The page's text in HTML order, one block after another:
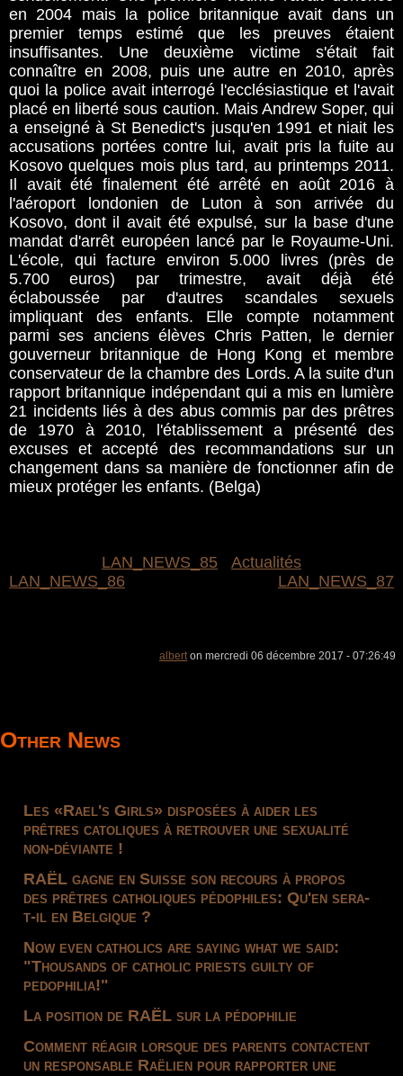
en 2004 mais la police britannique avait dans un
premier temps estimé que les preuves étaient
insuffisantes. Une deuxième victime s'était fait
connaître en 2008, puis une autre en 2010, après
quoi la police avait interrogé l'ecclésiastique et l'avait
placé en liberté sous caution. Mais Andrew Soper, qui
a enseigné à St Benedict's jusqu'en 1991 et niait les
accusations portées contre lui, avait pris la fuite au
Kosovo quelques mois plus tard, au printemps 2011.
Il avait été finalement été arrêté en août 2016 à
l'aéroport londonien de Luton à son arrivée du
Kosovo, dont il avait été expulsé, sur la base d'une
mandat d'arrêt européen lancé par le Royaume-Uni.
L'école, qui facture environ 5.000 livres (près de
5.700 euros) par trimestre, avait déjà été
éclaboussée par d'autres scandales sexuels
impliquant des enfants. Elle compte notamment
parmi ses anciens élèves Chris Patten, le dernier
gouverneur britannique de Hong Kong et membre
conservateur de la chambre des Lords. A la suite d'un
rapport britannique indépendant qui a mis en lumière
21 incidents liés à des abus commis par des prêtres
de 1970 à 2010, l'établissement a présenté des
excuses et accepté des recommandations sur un
changement dans sa manière de fonctionner afin de
mieux protéger les enfants. (Belga)
LAN_NEWS_85
Actualités
LAN_NEWS_86
LAN_NEWS_87
alberton mercredi 06 décembre 2017 - 07:26:49
Other News
Les «Rael's Girls» disposées à aider les
prêtres catoliques à retrouver une sexualité
non-déviante !
RAËL gagne en Suisse son recours à propos
des prêtres catholiques pédophiles: Qu'en sera-
t-il en Belgique ?
Now even catholics are saying what we said:
"Thousands of catholic priests guilty of
pedophilia!"
La position de RAËL sur la pédophilie
Comment réagir lorsque des parents contactent
un responsable Raëlien pour rapporter une